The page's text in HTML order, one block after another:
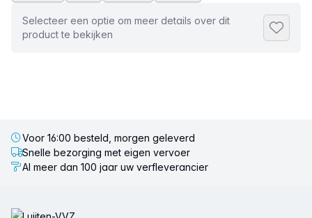
Selecteer een optie om meer details over dit
product te bekijken
Voor 16:00 besteld, morgen geleverd
Snelle bezorging met eigen vervoer
Al meer dan 100 jaar uw verfleverancier